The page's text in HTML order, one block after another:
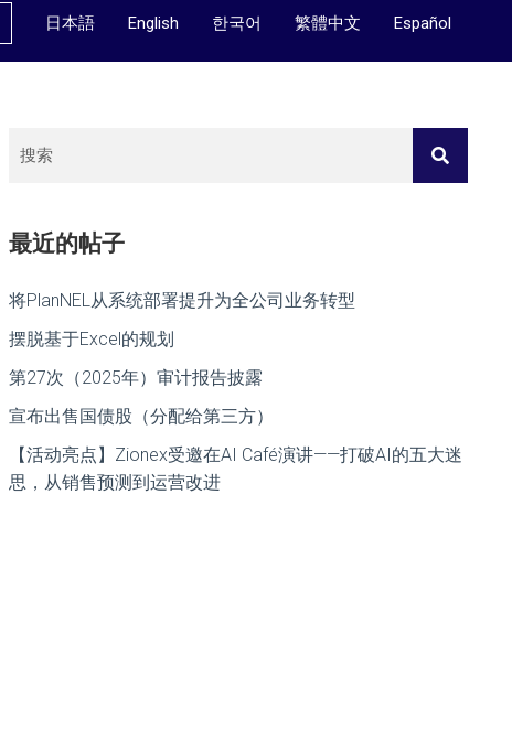
日本語 English 한국어 繁體中文 Español
最近的帖子
将PlanNEL从系统部署提升为全公司业务转型
摆脱基于Excel的规划
第27次（2025年）审计报告披露
宣布出售国债股（分配给第三方）
【活动亮点】Zionex受邀在AI Café演讲——打破AI的五大迷
思，从销售预测到运营改进